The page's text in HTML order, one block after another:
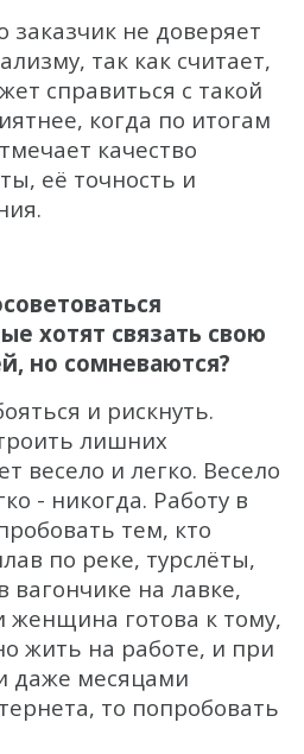
заказчик не доверяет
так как считает,
справиться с такой
когда по итогам
качество
её точность и
хотят связать свою
но сомневаются?
и рискнуть.
лишних
весело и легко. Весело
- никогда. Работу в
тем, кто
по реке, турслёты,
вагончике на лавке,
женщина готова к тому,
жить на работе, и при
даже месяцами
то попробовать